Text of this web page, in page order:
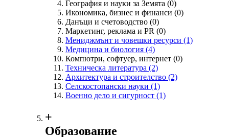
География и науки за Земята (0)
Икономика, бизнес и финанси (0)
Данъци и счетоводство (0)
Маркетинг, реклама и PR (0)
Мениджмънт и човешки ресурси (1)
Медицина и биология (4)
Компютри, софтуер, интернет (0)
Техническа литература (2)
Архитектура и строителство (2)
Селскостопански науки (1)
Военно дело и сигурност (1)
+
Образование